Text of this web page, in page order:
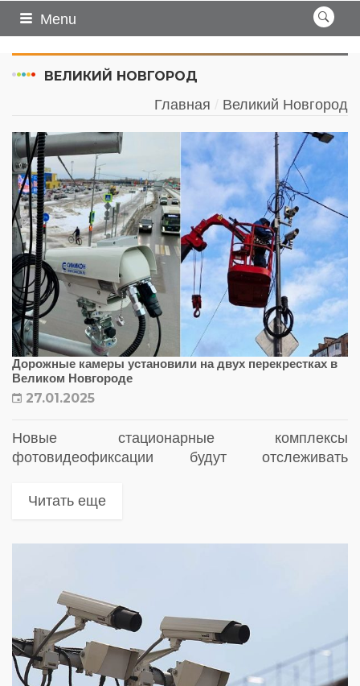
Menu
ВЕЛИКИЙ НОВГОРОД
Главная Великий Новгород
Дорожные камеры установили на двух перекрестках в
Великом Новгороде
27.01.2025
Новые стационарные комплексы
фотовидеофиксации будут отслеживать
в Великом Новгороде
Читать еще